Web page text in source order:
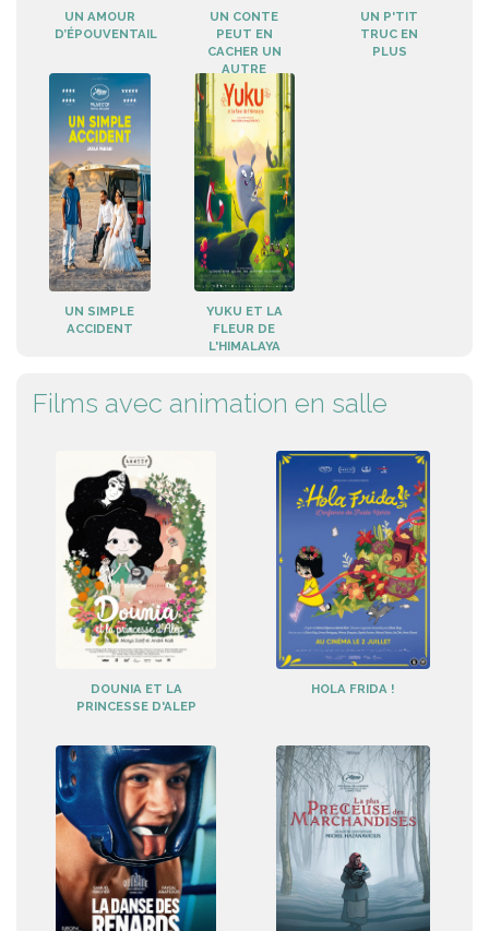
UN AMOUR
D’ÉPOUVENTAIL
UN CONTE
PEUT EN
CACHER UN
AUTRE
UN P'TIT
TRUC EN
PLUS
UN SIMPLE
ACCIDENT
YUKU ET LA
FLEUR DE
L'HIMALAYA
Films avec animation en salle
DOUNIA ET LA
PRINCESSE D'ALEP
HOLA FRIDA !